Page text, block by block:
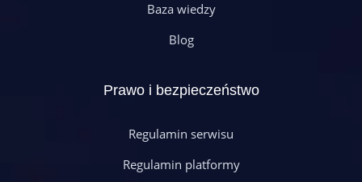
Baza wiedzy
Blog
Prawo i bezpieczeństwo
Regulamin serwisu
Regulamin platformy